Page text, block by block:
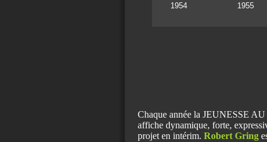
Chaque année la JEUNESSE
affiche dynamique, forte,
projet en intérim. Robert Gring
1954